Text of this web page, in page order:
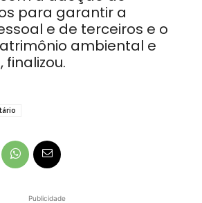
para garantir a
e de terceiros e o
ambiental e
finalizou.
Publicidade